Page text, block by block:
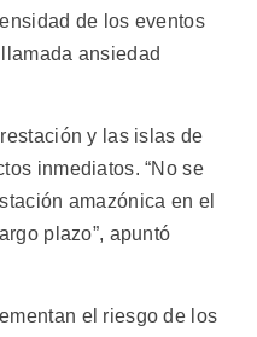
de los eventos
ansiedad
y las islas de
inmediatos. “No se
amazónica en el
plazo”, apuntó
el riesgo de los